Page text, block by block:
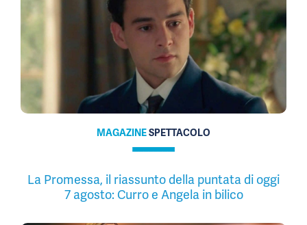
MAGAZINESPETTACOLO
La Promessa, il riassunto della puntata di oggi
7 agosto: Curro e Angela in bilico